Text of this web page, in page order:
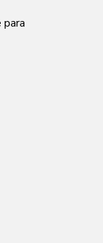
para